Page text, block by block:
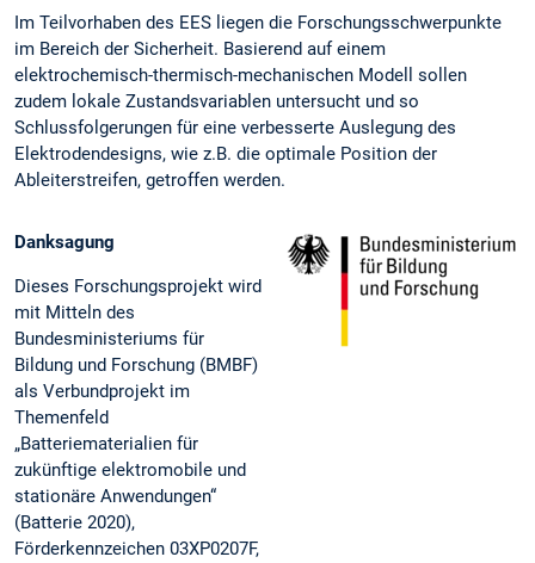
Im Teilvorhaben des EES liegen die Forschungsschwerpunkte
im Bereich der Sicherheit. Basierend auf einem
elektrochemisch-thermisch-mechanischen Modell sollen
zudem lokale Zustandsvariablen untersucht und so
Schlussfolgerungen für eine verbesserte Auslegung des
Elektrodendesigns, wie z.B. die optimale Position der
Ableiterstreifen, getroffen werden.
Danksagung
Dieses Forschungsprojekt wird
mit Mitteln des
Bundesministeriums für
Bildung und Forschung (BMBF)
als Verbundprojekt im
Themenfeld
„Batteriematerialien für
zukünftige elektromobile und
stationäre Anwendungen“
(Batterie 2020),
Förderkennzeichen 03XP0207F,